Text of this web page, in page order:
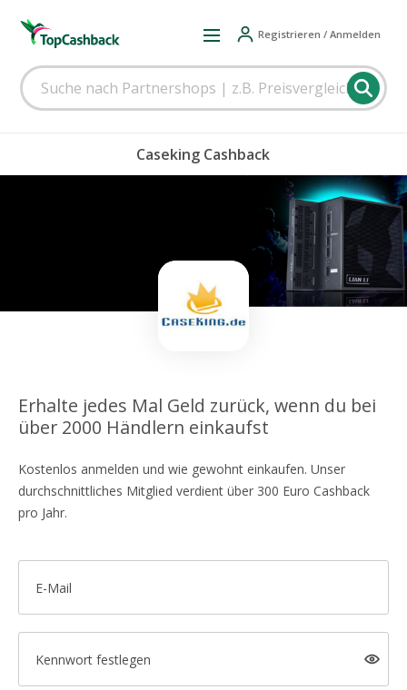
Registrieren / Anmelden
Caseking Cashback
Erhalte jedes Mal Geld zurück, wenn du bei
über 2000 Händlern einkaufst
Kostenlos anmelden und wie gewohnt einkaufen. Unser
durchschnittliches Mitglied verdient über 300 Euro Cashback
pro Jahr.
E-Mail
Kennwort festlegen